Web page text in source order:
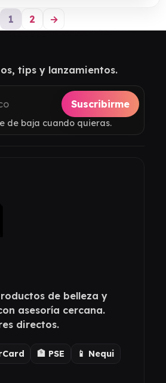
1 2 →
tips y lanzamientos.
Suscribirme
de baja cuando quieras.
de belleza y
asesoría cercana.
directos.
🏦 PSE
📱 Nequi